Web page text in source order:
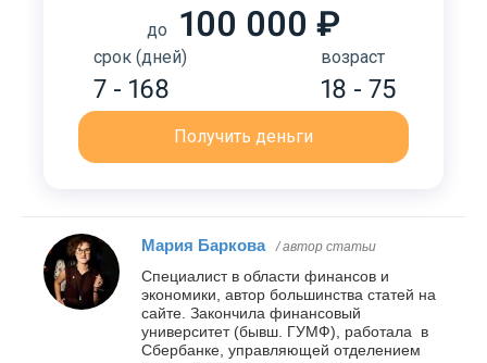
до 100 000 ₽
срок (дней)
7 - 168
возраст
18 - 75
Получить деньги
Мария Баркова / автор статьи
Специалист в области финансов и
экономики, автор большинства статей на
сайте. Закончила финансовый
университет (бывш. ГУМФ), работала в
Сбербанке, управляющей отделением